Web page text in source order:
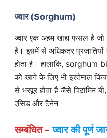
ज्वार (Sorghum)
ज्वार एक अहम खाद्य फसल है जो
है। इसमें से अधिकतर
होता है। हालांकि, sorghum
को खाने के लिए भी इस्तेमाल
से भरपूर होता है जैसे विटामिन
एसिड और टैनेन।
सम्बंधित – ज्वार की पूर्ण